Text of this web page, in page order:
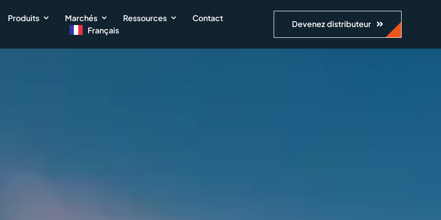
Produits Marchés Ressources
Contact
Français
Devenez distributeur